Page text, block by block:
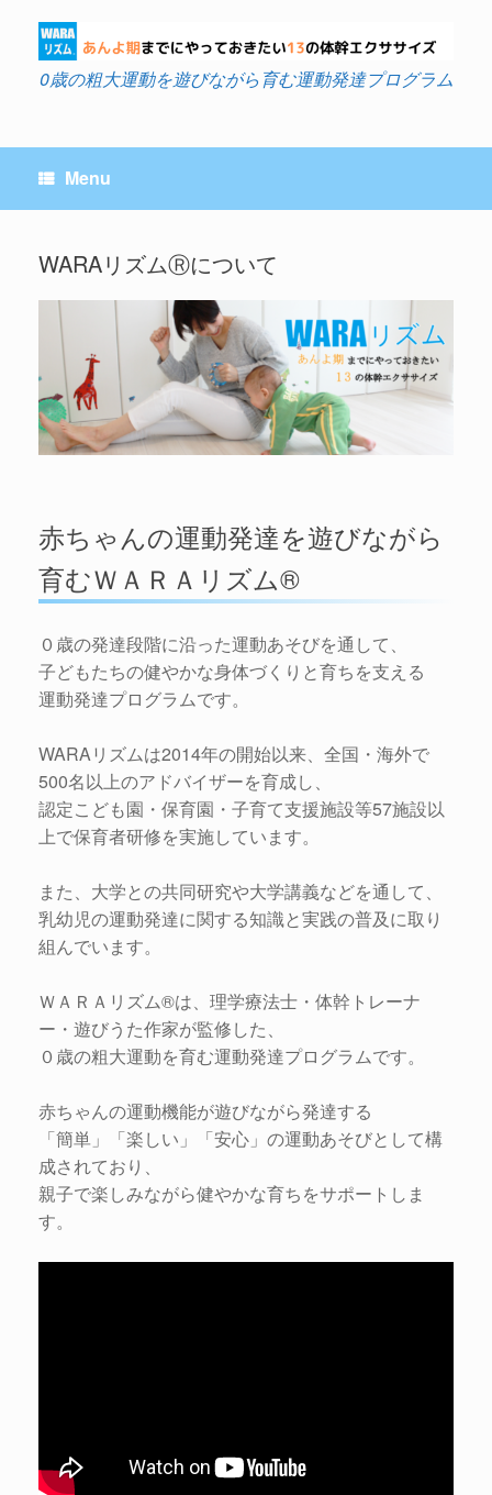
content
0歳の粗大運動を遊びながら育む運動発達プログラム
Menu
WARAリズムⓇについて
赤ちゃんの運動発達を遊びながら
育むＷＡＲＡリズム®
０歳の発達段階に沿った運動あそびを通して、
子どもたちの健やかな身体づくりと育ちを支える
運動発達プログラムです。
WARAリズムは2014年の開始以来、全国・海外で
500名以上のアドバイザーを育成し、
認定こども園・保育園・子育て支援施設等57施設以
上で保育者研修を実施しています。
また、大学との共同研究や大学講義などを通して、
乳幼児の運動発達に関する知識と実践の普及に取り
組んでいます。
ＷＡＲＡリズム®は、理学療法士・体幹トレーナ
ー・遊びうた作家が監修した、
０歳の粗大運動を育む運動発達プログラムです。
赤ちゃんの運動機能が遊びながら発達する
「簡単」「楽しい」「安心」の運動あそびとして構
成されており、
親子で楽しみながら健やかな育ちをサポートしま
す。